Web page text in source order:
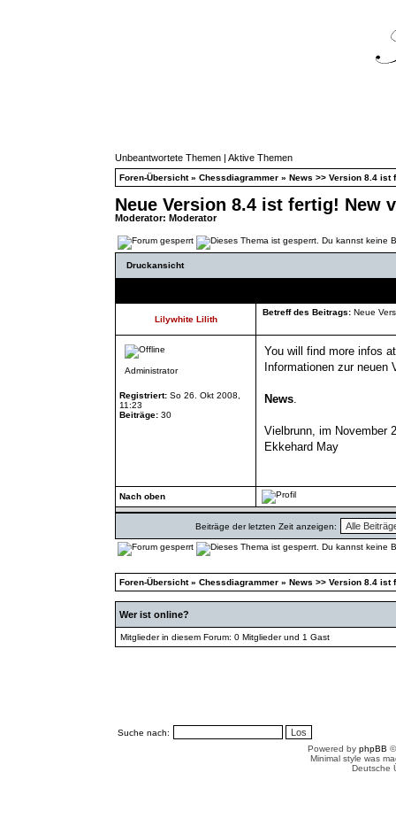
Unbeantwortete Themen | Aktive Themen
Foren-Übersicht» Chessdiagrammer » News >> Version 8.4 ist
Neue Version 8.4 ist fertig! New
Moderator: Moderator
Druckansicht
Lilywhite Lilith
Betreff des Beitrags: Neue
Administrator
Registriert: So 26. Okt 2008,
11:23
Beiträge: 30
You will find more infos
Informationen zur neuen
News.
Vielbrunn, im November
Ekkehard May
Nach oben
Beiträge der letzten Zeit anzeigen:
Foren-Übersicht» Chessdiagrammer » News >> Version 8.4 ist
Wer ist online?
Mitglieder in diesem Forum: 0 Mitglieder und 1 Gast
Suche nach:
Powered by phpBB
Minimal style was
Deutsche